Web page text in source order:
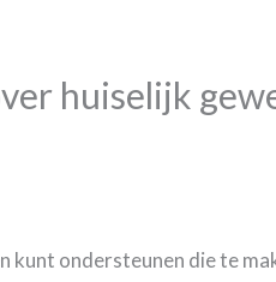
huiselijk
kunt ondersteunen die te